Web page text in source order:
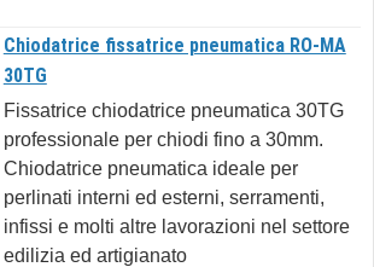
Chiodatrice fissatrice pneumatica RO-MA
30TG
Fissatrice chiodatrice pneumatica 30TG
professionale per chiodi fino a 30mm.
Chiodatrice pneumatica ideale per
perlinati interni ed esterni, serramenti,
infissi e molti altre lavorazioni nel settore
edilizia ed artigianato